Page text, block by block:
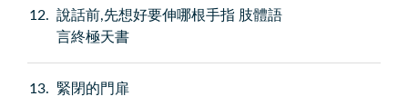
12
說話前,先想好要伸哪根手指 肢體語
言終極天書
13 緊閉的門扉